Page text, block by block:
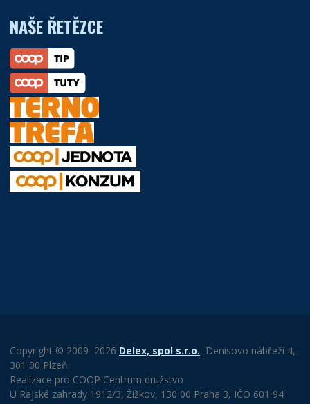
NAŠE ŘETĚZCE
Copyright © 2009–2026 Delex, spol s.r.o., Denisovo nábřeží 4,
301 00 Plzeň.
Realizace pro COOP Centrum družstvo
U Rajské zahrady 1912/3, Žižkov, 130 00 Praha 3, IČO 601 94